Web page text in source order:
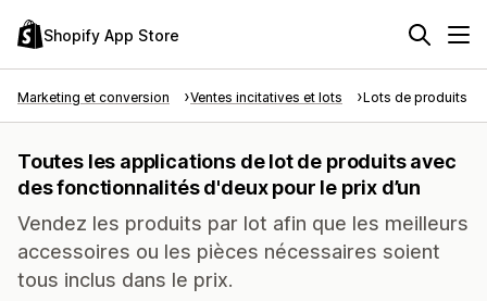
Shopify App Store
Marketing et conversion Ventes incitatives et lots Lots de produits
Toutes les applications de lot de produits avec
des fonctionnalités d'deux pour le prix d’un
Vendez les produits par lot afin que les meilleurs
accessoires ou les pièces nécessaires soient
tous inclus dans le prix.